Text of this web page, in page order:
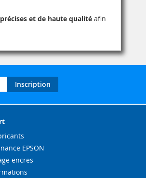
et de haute qualité afin
Inscription
EPSON
encres